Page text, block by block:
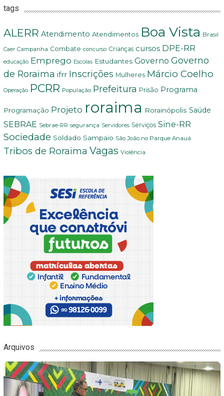
tags
ALERR Atendimento Atendimentos Boa Vista Brasil
Caer Campanha Combate concurso Crianças cursos DPE-RR
educação Emprego Escolas Estudantes Governo Governo
de Roraima ifrr Inscrições Mulheres Márcio Coelho
Operação PCRR População Prefeitura Prisão Programa
Programação Projeto roraima Rorainópolis Saúde
SEBRAE Sebrae-RR segurança Servidores Serviços Sine-RR
Sociedade Soldado Sampaio São João no Parque Anauá
Tribos de Roraima Vagas Violência
Arquivos